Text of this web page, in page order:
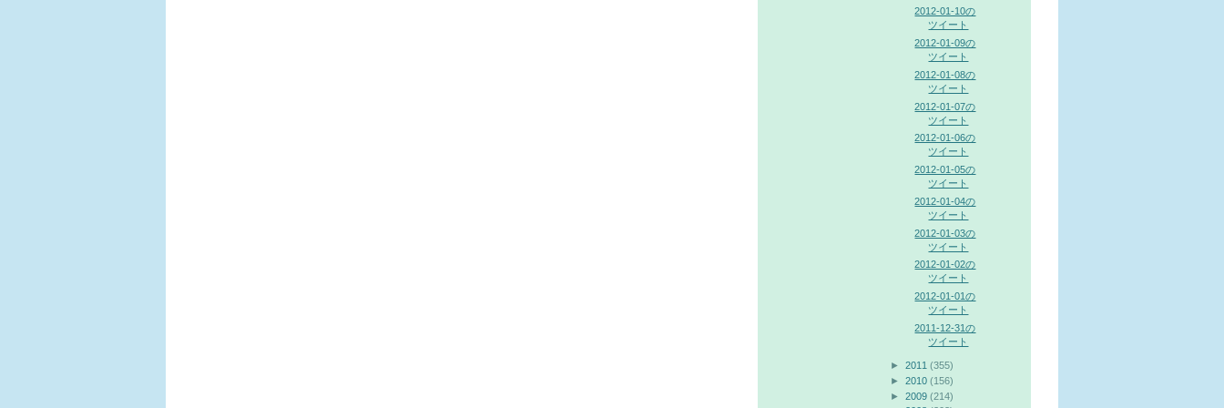
2012-01-10の
ツイート
2012-01-09の
ツイート
2012-01-08の
ツイート
2012-01-07の
ツイート
2012-01-06の
ツイート
2012-01-05の
ツイート
2012-01-04の
ツイート
2012-01-03の
ツイート
2012-01-02の
ツイート
2012-01-01の
ツイート
2011-12-31の
ツイート
► 2011 (355)
► 2010 (156)
► 2009 (214)